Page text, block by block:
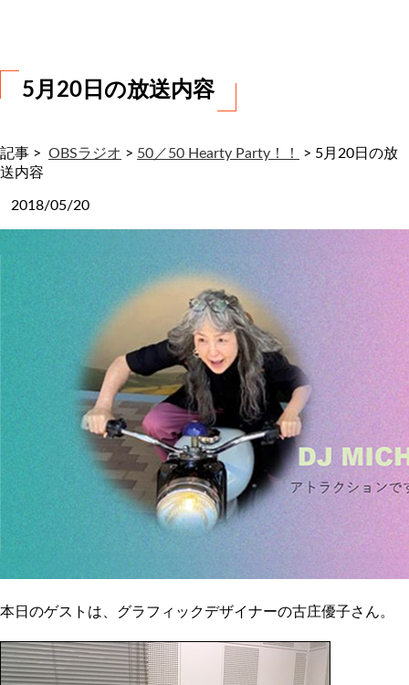
5月20日の放送内容
記事 > OBSラジオ > 50／50 Hearty Party！！ > 5月20日の放
送内容
2018/05/20
本日のゲストは、グラフィックデザイナーの古庄優子さん。